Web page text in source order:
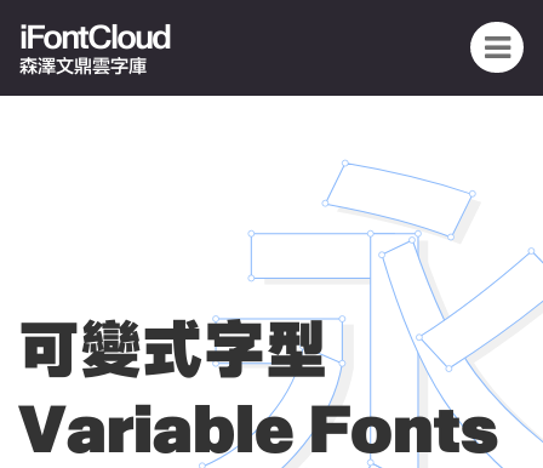
iFontCloud
森澤文鼎雲字庫
可變式字型
Variable Fonts